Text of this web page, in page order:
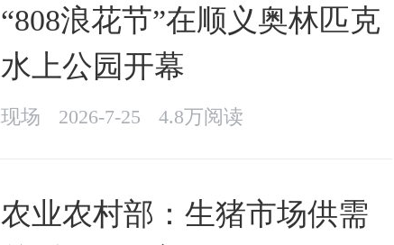
“808浪花节”在顺义奥林匹克
水上公园开幕
现场 2026-7-25 4.8万阅读
农业农村部：生猪市场供需